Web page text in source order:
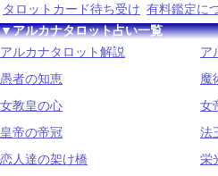
タロットカード待ち受け 有料鑑定に
▼アルカナタロット占い一覧
アルカナタロット解説
ア
愚者の知恵
魔
女教皇の心
女
皇帝の帝冠
法
恋人達の架け橋
栄